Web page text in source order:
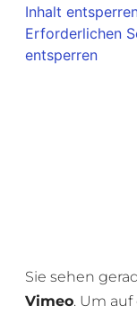
Inhalt
Erforderlichen
entsperren
Sie sehen
Vimeo. Um